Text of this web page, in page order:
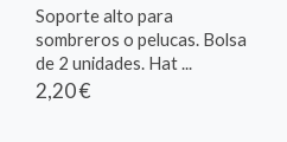
Soporte alto para
sombreros o pelucas. Bolsa
de 2 unidades. Hat ...
2,20 €